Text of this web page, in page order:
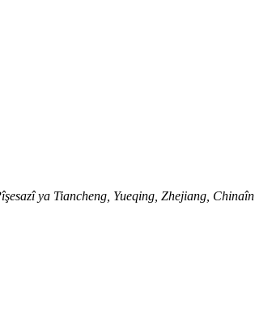
ya Tiancheng, Yueqing, Zhejiang, Chinaîn